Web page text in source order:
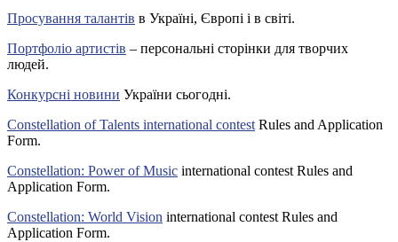
Просування талантів в Україні, Європі і в світі.
Портфоліо артистів – персональні сторінки для творчих
людей.
Конкурсні новини України сьогодні.
Constellation of Talents international contest Rules and Application
Form.
Constellation: Power of Music international contest Rules and
Application Form.
Constellation: World Vision international contest Rules and
Application Form.